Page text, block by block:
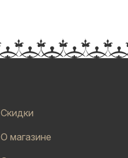
Скидки
О магазине